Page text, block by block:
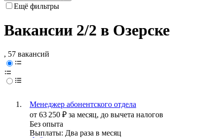
Ещё фильтры
Вакансии 2/2 в Озерске
, 57 вакансий
Менеджер абонентского отдела
от 63 250 ₽ за месяц, до вычета налогов
Без опыта
Выплаты: Два раза в месяц